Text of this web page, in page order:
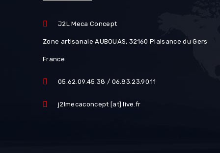
J2L Meca Concept
Zone artisanale AUBOUAS, 32160 Plaisance du Gers
France
05.62.09.45.38 / 06.83.23.90.11
j2lmecaconcept [at] live.fr